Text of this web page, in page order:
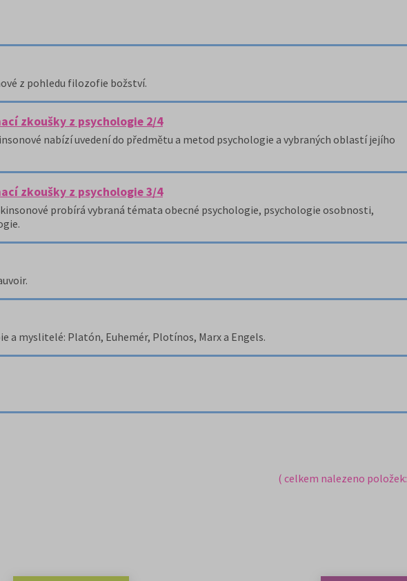
z pohledu filozofie božství.
zkoušky z psychologie 2/4
nabízí uvedení do předmětu a metod psychologie a vybraných oblastí jejího
zkoušky z psychologie 3/4
probírá vybraná témata obecné psychologie, psychologie osobnosti,
a myslitelé: Platón, Euhemér, Plotínos, Marx a Engels.
( celkem nalezeno položek: